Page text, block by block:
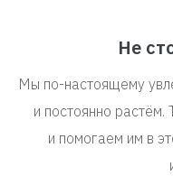
Не
Мы по-настоящему
и постоянно
и помогаем им в